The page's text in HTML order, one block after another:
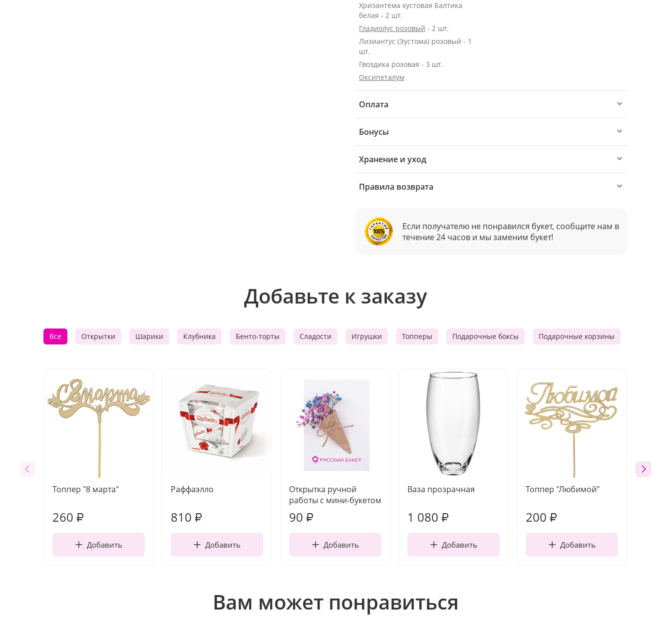
Хризантема кустовая Балтика
белая - 2 шт.
Гладиолус розовый - 2 шт.
Лизиантус (Эустома) розовый - 1
шт.
Гвоздика розовая - 3 шт.
Оксипеталум
Оплата
Бонусы
Хранение и уход
Правила возврата
Если получателю не понравился букет, сообщите нам в
течение 24 часов и мы заменим букет!
Добавьте к заказу
Все Открытки Шарики Клубника Бенто-торты Сладости Игрушки Топперы Подарочные боксы Подарочные корзины
Топпер "8 марта"
260 ₽
Добавить
Раффаэлло
810 ₽
Добавить
Открытка ручной
работы с мини-букетом
90 ₽
Добавить
Ваза прозрачная
1 080 ₽
Добавить
Топпер "Любимой"
200 ₽
Добавить
Вам может понравиться